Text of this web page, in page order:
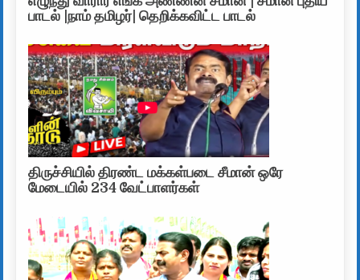
பாடல் |நாம் தமிழர்| தெறிக்கவிட்ட பாடல்
திருச்சியில் திரண்ட மக்கள்படை சீமான் ஒரே
மேடையில் 234 வேட்பாளர்கள்